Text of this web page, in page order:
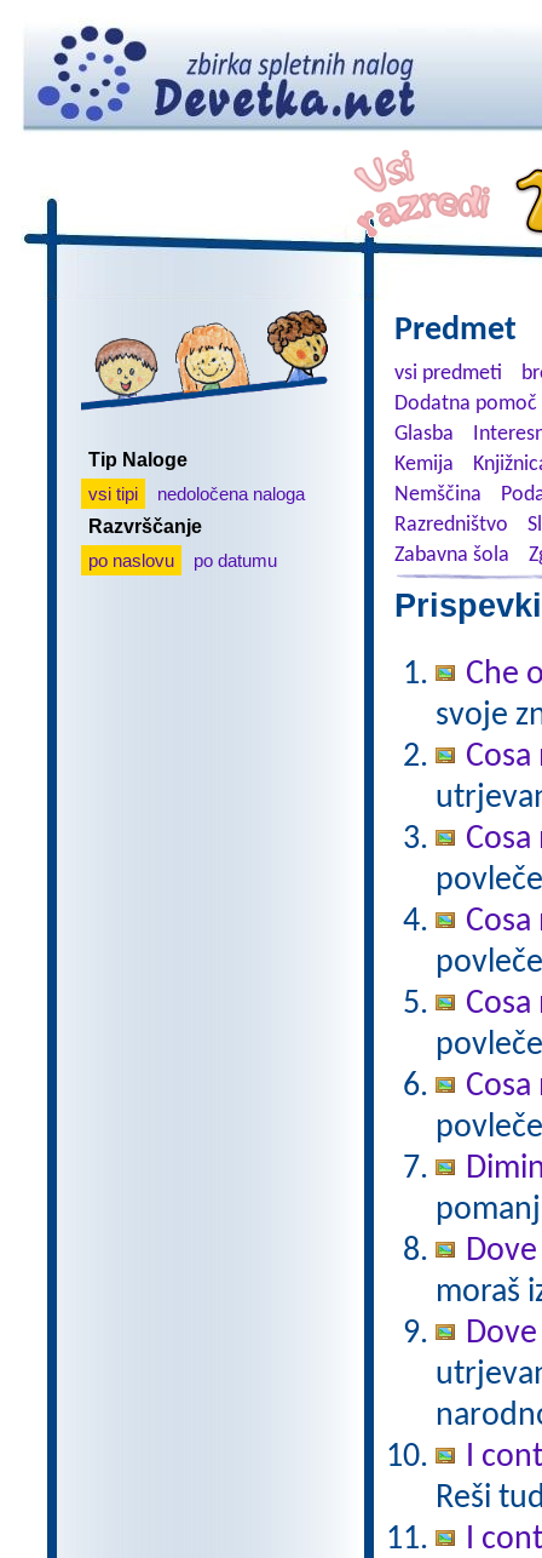
Tip Naloge
vsi tipi
nedoločena naloga
Razvrščanje
po naslovu
po datumu
Predmet
vsi predmeti
Dodatna
Glasba
Kemija
Nemščina
Razredništvo
Zabavna šola
Che
svoje
moraš
I
Reši
I